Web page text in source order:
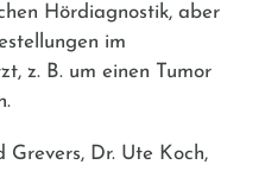
Hördiagnostik, aber
im
z. B. um einen Tumor
Grevers, Dr. Ute Koch,